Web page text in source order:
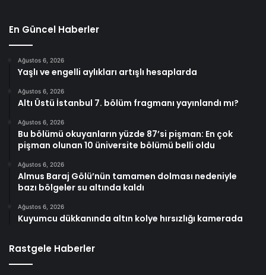
En Güncel Haberler
Ağustos 6, 2026
Yaşlı ve engelli aylıkları artışlı hesaplarda
Ağustos 6, 2026
Altı Üstü İstanbul 7. bölüm fragmanı yayınlandı mı?
Ağustos 6, 2026
Bu bölümü okuyanların yüzde 87’si pişman: En çok
pişman olunan 10 üniversite bölümü belli oldu
Ağustos 6, 2026
Almus Baraj Gölü’nün tamamen dolması nedeniyle
bazı bölgeler su altında kaldı
Ağustos 6, 2026
Kuyumcu dükkanında altın kolye hırsızlığı kamerada
Rastgele Haberler